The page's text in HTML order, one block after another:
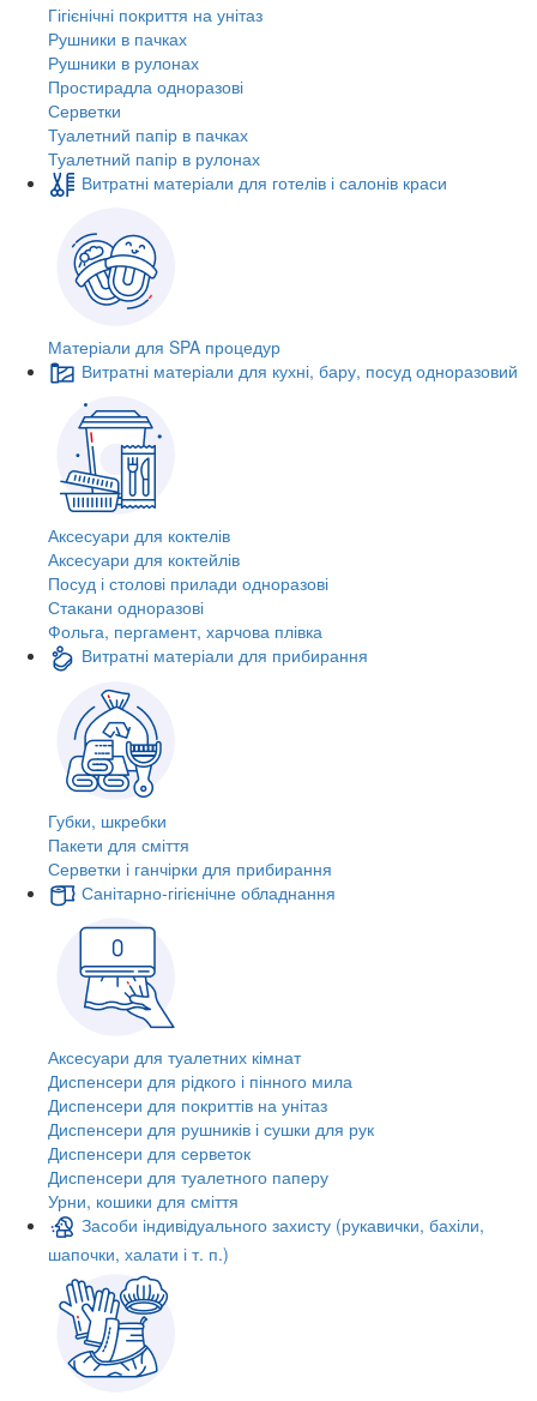
Гігієнічні покриття на унітаз
Рушники в пачках
Рушники в рулонах
Простирадла одноразові
Серветки
Туалетний папір в пачках
Туалетний папір в рулонах
Витратні матеріали для готелів і салонів краси
Матеріали для SPA процедур
Витратні матеріали для кухні, бару, посуд одноразовий
Аксесуари для коктелів
Аксесуари для коктейлів
Посуд і столові прилади одноразові
Стакани одноразові
Фольга, пергамент, харчова плівка
Витратні матеріали для прибирання
Губки, шкребки
Пакети для сміття
Серветки і ганчірки для прибирання
Санітарно-гігієнічне обладнання
Аксесуари для туалетних кімнат
Диспенсери для рідкого і пінного мила
Диспенсери для покриттів на унітаз
Диспенсери для рушників і сушки для рук
Диспенсери для серветок
Диспенсери для туалетного паперу
Урни, кошики для сміття
Засоби індивідуального захисту (рукавички, бахіли,
шапочки, халати і т. п.)